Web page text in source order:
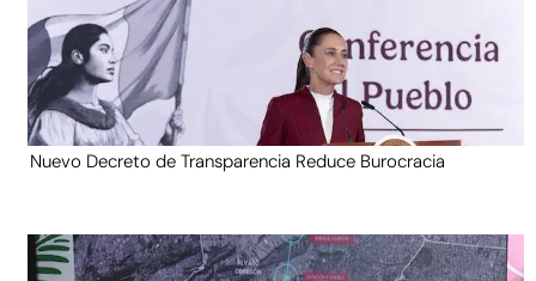
Nuevo Decreto de Transparencia Reduce Burocracia